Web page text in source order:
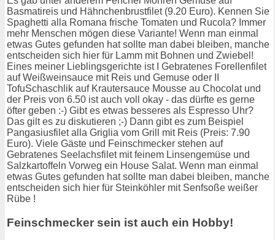
Basmatireis und Hähnchenbrustfilet (9.20 Euro). Kennen Sie
Spaghetti alla Romana frische Tomaten und Rucola? Immer
mehr Menschen mögen diese Variante! Wenn man einmal
etwas Gutes gefunden hat sollte man dabei bleiben, manche
entscheiden sich hier für Lamm mit Bohnen und Zwiebel!
Eines meiner Lieblingsgerichte ist I Gebratenes Forellenfilet
auf Weißweinsauce mit Reis und Gemuse oder II
TofuSchaschlik auf Krautersauce Mousse au Chocolat und
der Preis von 6.50 ist auch voll okay - das dürfte es gerne
öfter geben :-) Gibt es etwas besseres als Espresso Uhr?
Das gilt es zu diskutieren ;-) Dann gibt es zum Beispiel
Pangasiusfilet alla Griglia vom Grill mit Reis (Preis: 7.90
Euro). Viele Gäste und Feinschmecker stehen auf
Gebratenes Seelachsfilet mit feinem Linsengemüse und
Salzkartoffeln Vorweg ein House Salat. Wenn man einmal
etwas Gutes gefunden hat sollte man dabei bleiben, manche
entscheiden sich hier für Steinköhler mit Senfsoße weißer
Rübe !
Feinschmecker sein ist auch ein Hobby!